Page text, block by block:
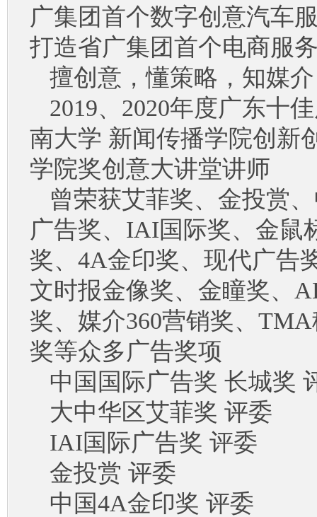
广集团首个数字创意汽车
打造省广集团首个电商服
擅创意，懂策略，知媒介
2019、2020年度广东十
南大学 新闻传播学院创新
学院奖创意大讲堂讲师
曾荣获艾菲奖、金投赏
广告奖、 IAI国际奖、金鼠
奖、4A金印奖、现代广告
文时报金像奖、金瞳奖、
奖、媒介360营销奖、
奖等众多广告奖项
中国国际广告奖 长城奖
大中华区艾菲奖 评委
IAI国际广告奖 评委
金投赏 评委
中国4A金印奖 评委